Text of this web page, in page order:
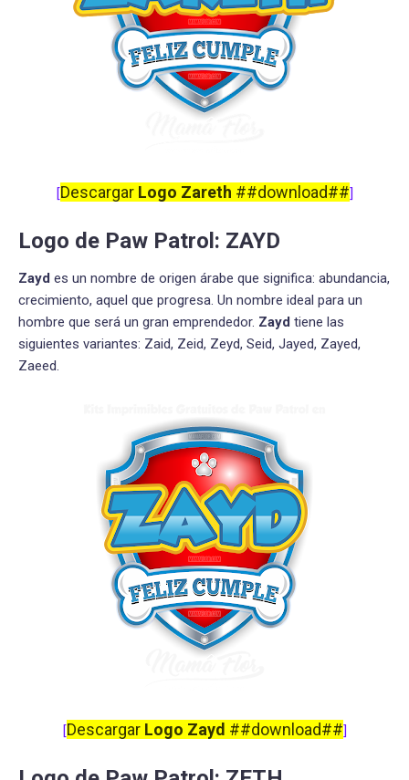
[Descargar Logo Zareth ##download##]
Logo de Paw Patrol: ZAYD
Zayd es un nombre de origen árabe que significa: abundancia,
crecimiento, aquel que progresa. Un nombre ideal para un
hombre que será un gran emprendedor. Zayd tiene las
siguientes variantes: Zaid, Zeid, Zeyd, Seid, Jayed, Zayed,
Zaeed.
[Descargar Logo Zayd ##download##]